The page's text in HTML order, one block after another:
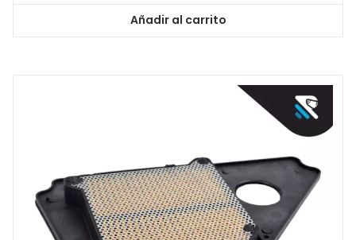
Añadir al carrito